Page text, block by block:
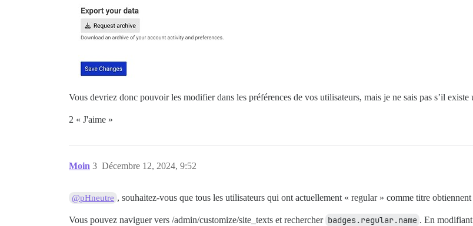
Vous devriez donc pouvoir les modifier dans les préférences de vos utilisateurs, mais je ne sais pas s’il existe
2 « J'aime »
Moin Décembre 12, 2024, 9:52
3
@pHneutre , souhaitez-vous que tous les utilisateurs qui ont actuellement « regular » comme titre
Vous pouvez naviguer vers /admin/customize/site_texts et rechercher badges.regular.name . En